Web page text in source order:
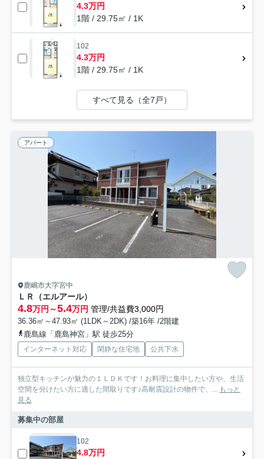
4.3万円
1階 / 29.75㎡ / 1K
102
4.3万円
1階 / 29.75㎡ / 1K
すべて見る（全7戸）
アパート
鹿嶋市大字宮中
ＬＲ（エルアール）
4.8万円～5.4万円 管理/共益費3,000円
36.36㎡～47.93㎡ (1LDK～2DK) /築16年 /2階建
鹿島線「鹿島神宮」駅 徒歩25分
インターネット対応 閑静な住宅地 公共下水
独立型キッチンが魅力の１ＬＤＫです！お料理に集中したい方や、生活
空間を分けたい方に適した間取りです♪高耐震設計の物件で、... もっと
見る
募集中の部屋
102
4.8万円